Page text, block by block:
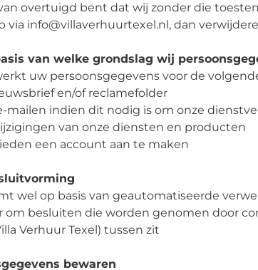
overtuigd bent dat wij zonder die
via info@villaverhuurtexel.nl, dan
van welke grondslag wij
uw persoonsgegevens voor de
en/of reclamefolder
mailen indien dit nodig is om onze
van onze diensten en producten
een account aan te maken
wel op basis van geautomatiseerde
om besluiten die worden genomen door
Verhuur Texel) tussen zit
bewaren